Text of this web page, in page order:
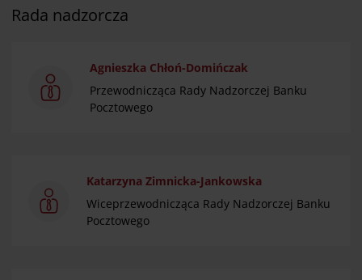
Rada nadzorcza
Agnieszka Chłoń-Domińczak
Przewodnicząca Rady Nadzorczej Banku
Pocztowego
Katarzyna Zimnicka-Jankowska
Wiceprzewodnicząca Rady Nadzorczej Banku
Pocztowego